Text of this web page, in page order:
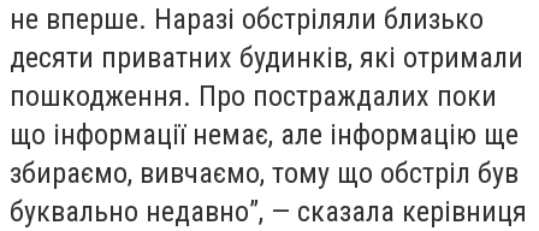
не вперше. Наразі обстріляли близько
десяти приватних будинків, які отримали
пошкодження. Про постраждалих поки
що інформації немає, але інформацію ще
збираємо, вивчаємо, тому що обстріл був
буквально недавно”, — сказала керівниця